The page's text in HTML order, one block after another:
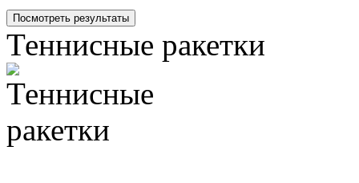
Посмотреть результаты
Теннисные ракетки